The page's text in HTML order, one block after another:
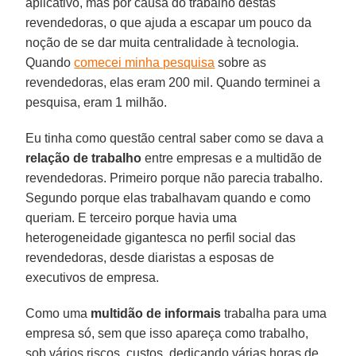
revendedoras, o que ajuda a escapar um pouco da
noção de se dar muita centralidade à tecnologia.
Quandocomecei minha pesquisa sobre as
revendedoras, elas eram 200 mil. Quando terminei a
pesquisa, eram 1 milhão.
Eu tinha como questão central saber como se dava a
relação de trabalho entre empresas e a multidão de
revendedoras. Primeiro porque não parecia trabalho.
Segundo porque elas trabalhavam quando e como
queriam. E terceiro porque havia uma
heterogeneidade gigantesca no perfil social das
revendedoras, desde diaristas a esposas de
executivos de empresa.
Como uma multidão de informais trabalha para uma
empresa só, sem que isso apareça como trabalho,
sob vários riscos, custos, dedicando várias horas de